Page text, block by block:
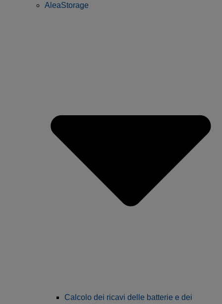
AleaStorage
Calcolo dei ricavi delle batterie e dei